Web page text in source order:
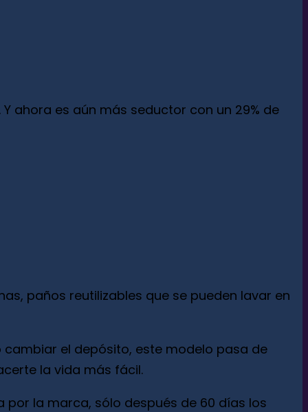
ahora es aún más seductor con un 29% de
paños reutilizables que se pueden lavar en
el depósito, este modelo pasa de
la vida más fácil.
la marca, sólo después de 60 días los